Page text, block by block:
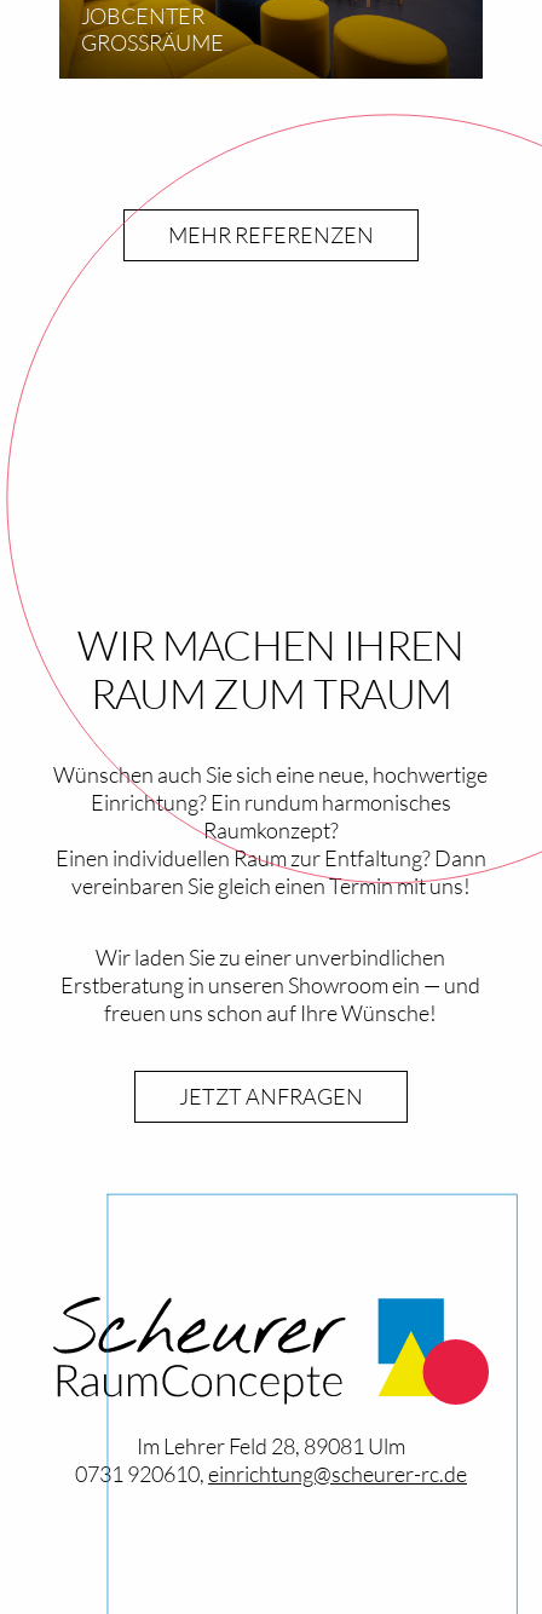
JOBCENTER
GROSSRÄUME
MEHR REFERENZEN
WIR MACHEN IHREN
RAUM ZUM TRAUM
Wünschen auch Sie sich eine neue, hochwertige
Einrichtung? Ein rundum harmonisches
Raumkonzept?
Einen individuellen Raum zur Entfaltung? Dann
vereinbaren Sie gleich einen Termin mit uns!
Wir laden Sie zu einer unverbindlichen
Erstberatung in unseren Showroom ein — und
freuen uns schon auf Ihre Wünsche!
JETZT ANFRAGEN
Im Lehrer Feld 28, 89081 Ulm
0731 920610,einrichtung@scheurer-rc.de